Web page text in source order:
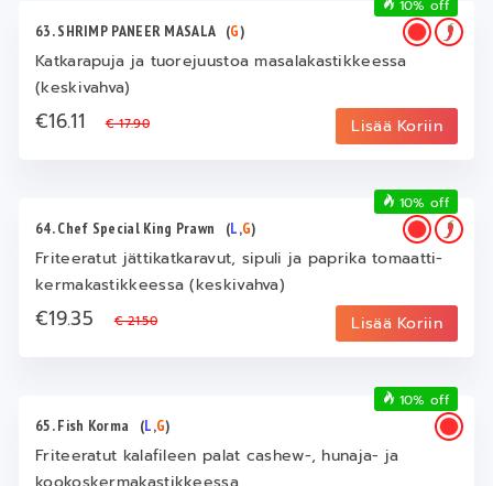
63. SHRIMP PANEER MASALA (G)
Katkarapuja ja tuorejuustoa masalakastikkeessa
(keskivahva)
€16.11€ 17.90 Lisää Koriin
10% off
64. Chef Special King Prawn (L,G)
Friteeratut jättikatkaravut, sipuli ja paprika tomaatti-
kermakastikkeessa (keskivahva)
€19.35€ 21.50 Lisää Koriin
10% off
65. Fish Korma (L,G)
Friteeratut kalafileen palat cashew-, hunaja- ja
10% off